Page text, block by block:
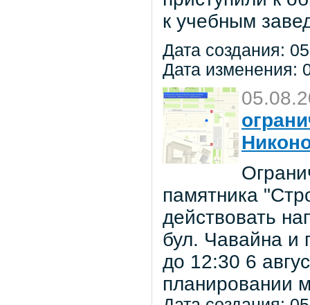
к учебным
Дата создания:
Дата изменения:
памятника
действовать
бул. Чавайна и
до 12:30 6
планировании